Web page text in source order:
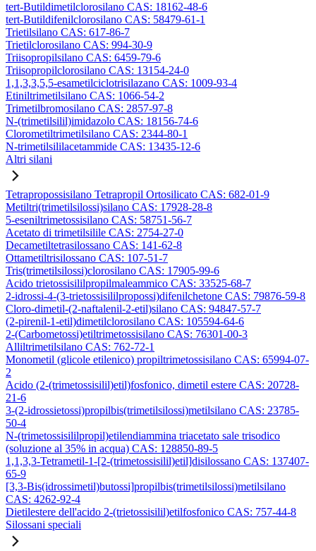
tert-Butildimetilclorosilano CAS: 18162-48-6
tert-Butildifenilclorosilano CAS: 58479-61-1
Trietilsilano CAS: 617-86-7
Trietilclorosilano CAS: 994-30-9
Triisopropilsilano CAS: 6459-79-6
Triisopropilclorosilano CAS: 13154-24-0
1,1,3,3,5,5-esametilciclotrisilazano CAS: 1009-93-4
Etiniltrimetilsilano CAS: 1066-54-2
Trimetilbromosilano CAS: 2857-97-8
N-(trimetilsilil)imidazolo CAS: 18156-74-6
Clorometiltrimetilsilano CAS: 2344-80-1
N-trimetilsililacetammide CAS: 13435-12-6
Altri silani
Tetrapropossisilano Tetrapropil Ortosilicato CAS: 682-01-9
Metiltri(trimetilsilossi)silano CAS: 17928-28-8
5-eseniltrimetossisilano CAS: 58751-56-7
Acetato di trimetilsilile CAS: 2754-27-0
Decametiltetrasilossano CAS: 141-62-8
Ottametiltrisilossano CAS: 107-51-7
Tris(trimetilsilossi)clorosilano CAS: 17905-99-6
Acido trietossisililpropilmaleammico CAS: 33525-68-7
2-idrossi-4-(3-trietossisililpropossi)difenilchetone CAS: 79876-59-8
Cloro-dimetil-(2-naftalenil-2-etil)silano CAS: 94847-57-7
(2-pirenil-1-etil)dimetilclorosilano CAS: 105594-64-6
2-(Carbometossi)etiltrimetossisilano CAS: 76301-00-3
Alliltrimetilsilano CAS: 762-72-1
Monometil (glicole etilenico) propiltrimetossisilano CAS: 65994-07-
2
Acido (2-(trimetossisilil)etil)fosfonico, dimetil estere CAS: 20728-
21-6
3-(2-idrossietossi)propilbis(trimetilsilossi)metilsilano CAS: 23785-
50-4
N-(trimetossisililpropil)etilendiammina triacetato sale trisodico
(soluzione al 35% in acqua) CAS: 128850-89-5
1,1,3,3-Tetrametil-1-[2-(trimetossisilil)etil]disilossano CAS: 137407-
65-9
[3,3-Bis(idrossimetil)butossi]propilbis(trimetilsilossi)metilsilano
CAS: 4262-92-4
Dietilestere dell'acido 2-(trietossisilil)etilfosfonico CAS: 757-44-8
Silossani speciali